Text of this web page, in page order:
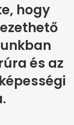
hogy
és az